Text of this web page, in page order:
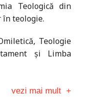
Teologică din
teologie.
Teologie
şi Limba
vezi mai mult +